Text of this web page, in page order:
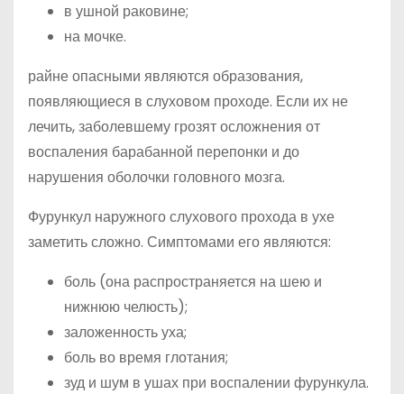
в ушной раковине;
на мочке.
райне опасными являются образования,
появляющиеся в слуховом проходе. Если их не
лечить, заболевшему грозят осложнения от
воспаления барабанной перепонки и до
нарушения оболочки головного мозга.
Фурункул наружного слухового прохода в ухе
заметить сложно. Симптомами его являются:
боль (она распространяется на шею и
нижнюю челюсть);
заложенность уха;
боль во время глотания;
зуд и шум в ушах при воспалении фурункула.